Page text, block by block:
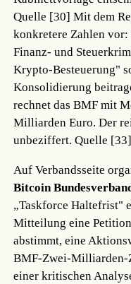
Quelle [30] Mit dem
konkretere Zahlen vor:
Finanz- und
Krypto-Besteuerung"
Konsolidierung
rechnet das BMF mit
Milliarden Euro. Der
unbeziffert.Quelle [33]
Auf Verbandsseite
Bitcoin
„Taskforce Haltefrist"
Mitteilung eine
abstimmt, eine
BMF-Zwei-Milliarden-
einer kritischen